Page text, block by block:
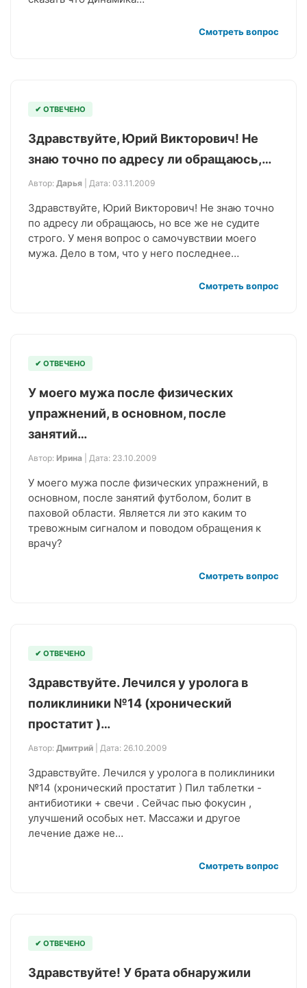
Смотреть вопрос
✔ ОТВЕЧЕНО
Здравствуйте, Юрий Викторович! Не
знаю точно по адресу ли обращаюсь,…
Автор: Дарья | Дата: 03.11.2009
Здравствуйте, Юрий Викторович! Не знаю точно
по адресу ли обращаюсь, но все же не судите
строго. У меня вопрос о самочувствии моего
мужа. Дело в том, что у него последнее…
Смотреть вопрос
✔ ОТВЕЧЕНО
У моего мужа после физических
упражнений, в основном, после
занятий…
Автор: Ирина | Дата: 23.10.2009
У моего мужа после физических упражнений, в
основном, после занятий футболом, болит в
паховой области. Является ли это каким то
тревожным сигналом и поводом обращения к
врачу?
Смотреть вопрос
✔ ОТВЕЧЕНО
Здравствуйте. Лечился у уролога в
поликлиники №14 (хронический
простатит )…
Автор: Дмитрий | Дата: 26.10.2009
Здравствуйте. Лечился у уролога в поликлиники
№14 (хронический простатит ) Пил таблетки -
антибиотики + свечи . Сейчас пью фокусин ,
улучшений особых нет. Массажи и другое
лечение даже не…
Смотреть вопрос
✔ ОТВЕЧЕНО
Здравствуйте! У брата обнаружили